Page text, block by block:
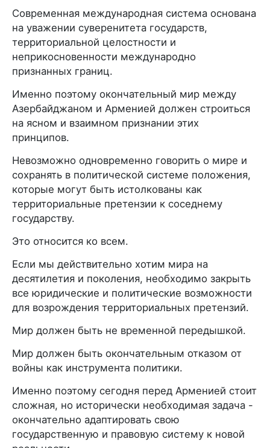
Современная международная система основана
на уважении суверенитета государств,
территориальной целостности и
неприкосновенности международно
признанных границ.
Именно поэтому окончательный мир между
Азербайджаном и Арменией должен строиться
на ясном и взаимном признании этих
принципов.
Невозможно одновременно говорить о мире и
сохранять в политической системе положения,
которые могут быть истолкованы как
территориальные претензии к соседнему
государству.
Это относится ко всем.
Если мы действительно хотим мира на
десятилетия и поколения, необходимо закрыть
все юридические и политические возможности
для возрождения территориальных претензий.
Мир должен быть не временной передышкой.
Мир должен быть окончательным отказом от
войны как инструмента политики.
Именно поэтому сегодня перед Арменией стоит
сложная, но исторически необходимая задача -
окончательно адаптировать свою
государственную и правовую систему к новой